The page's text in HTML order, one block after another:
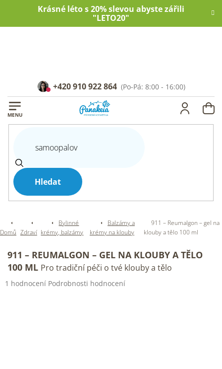
Krásné léto s 20% slevou abyste zářili
"LETO20"
Hledat
+420 910 922 864
Domů Zdraví
Bylinné
krémy, balzámy
Balzámy a
krémy na klouby
911 – Reumalgon – gel na
klouby a tělo 100 ml
911 – REUMALGON – GEL NA KLOUBY A TĚLO
100 ML Pro tradiční péči o tvé klouby a tělo
Průměrné
1 hodnocení Podrobnosti hodnocení